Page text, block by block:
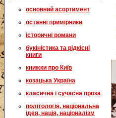
основний асортимент
останні примірники
історичні романи
букіністика та рідкісні
книги
книжки про Київ
козацька Україна
класична і сучасна проза
політологія, національна
ідея, нація, націоналізм